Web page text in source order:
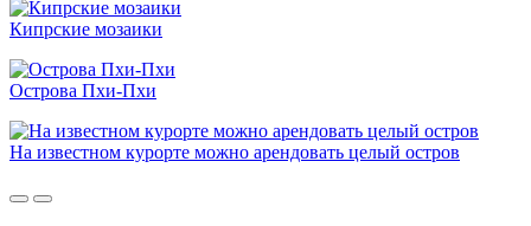
Кипрские мозаики
Острова Пхи-Пхи
На известном курорте можно арендовать целый остров